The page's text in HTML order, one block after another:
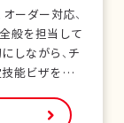
ーダー対応、
般を担当して
しながら、チ
能ビザをお持
食サービスを